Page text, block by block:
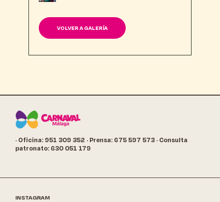
VOLVER A GALERÍA
· Oficina: 951 309 352 · Prensa: 675 597 573 · Consulta
patronato: 630 051 179
INSTAGRAM